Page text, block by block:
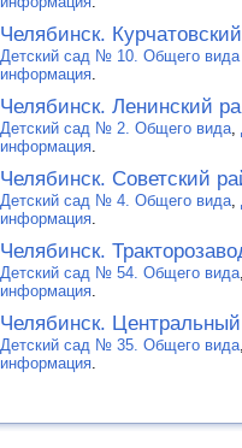
Челябинск.
Детский сад № 10. Общего
информация
Челябинск. Ленинский
Детский сад № 2. Общего вида
информация
Челябинск. Советский
Детский сад № 4. Общего вида
информация
Челябинск.
Детский сад № 54. Общего вида
информация
Челябинск.
Детский сад № 35. Общего вида
информация